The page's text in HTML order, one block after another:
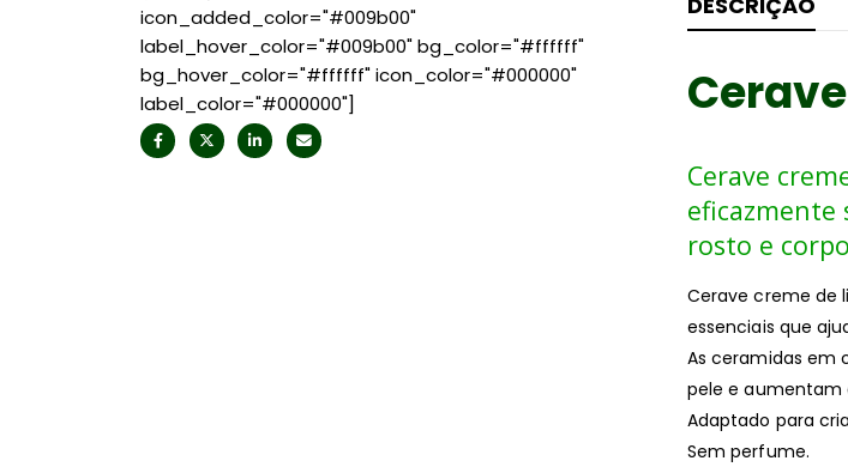
icon_added_color="#009b00"
label_hover_color="#009b00" bg_color="#ffffff"
bg_hover_color="#ffffff" icon_color="#000000"
label_color="#000000"]
Cerave
eficazmente
rosto e
Cerave creme de
essenciais que
As ceramidas em
pele e aumentam
Adaptado para
Sem perfume.